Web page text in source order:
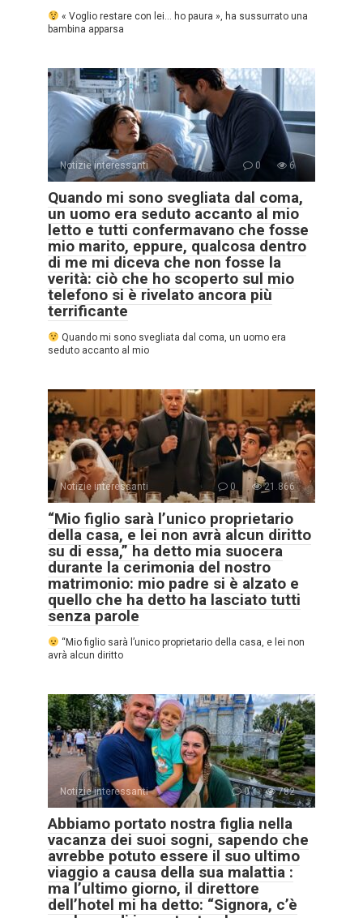
« Voglio restare con lei… ho paura », ha sussurrato una
bambina apparsa
Notizie interessanti 0 6
Quando mi sono svegliata dal coma,
un uomo era seduto accanto al mio
letto e tutti confermavano che fosse
mio marito, eppure, qualcosa dentro
di me mi diceva che non fosse la
verità: ciò che ho scoperto sul mio
telefono si è rivelato ancora più
terrificante
Quando mi sono svegliata dal coma, un uomo era
seduto accanto al mio
Notizie interessanti 0 21.866
“Mio figlio sarà l’unico proprietario
della casa, e lei non avrà alcun diritto
su di essa,” ha detto mia suocera
durante la cerimonia del nostro
matrimonio: mio padre si è alzato e
quello che ha detto ha lasciato tutti
senza parole
“Mio figlio sarà l’unico proprietario della casa, e lei non
avrà alcun diritto
Notizie interessanti 0 782
Abbiamo portato nostra figlia nella
vacanza dei suoi sogni, sapendo che
avrebbe potuto essere il suo ultimo
viaggio a causa della sua malattia :
ma l’ultimo giorno, il direttore
dell’hotel mi ha detto: “Signora, c’è